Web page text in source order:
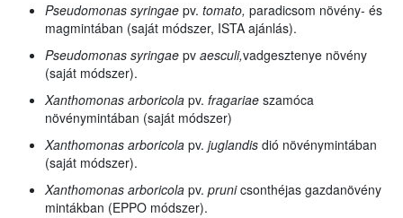
Pseudomonas syringae pv. tomato, paradicsom növény- és
magmintában (saját módszer, ISTA ajánlás).
Pseudomonas syringae pv aesculi,vadgesztenye növény
(saját módszer).
Xanthomonas arboricola pv. fragariae szamóca
növénymintában (saját módszer)
Xanthomonas arboricola pv. juglandis dió növénymintában
(saját módszer).
Xanthomonas arboricola pv. prunicsonthéjas gazdanövény
mintákban (EPPO módszer).